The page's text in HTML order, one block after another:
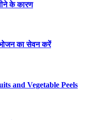
के कारण
का सेवन करें
and Vegetable Peels